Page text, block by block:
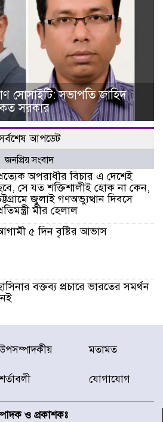
সোসাইটি: সভাপতি জাহিদ
সরকার
আপডেট
জনপ্রিয় সংবাদ
অপরাধীর বিচার এ দেশেই
সে যত শক্তিশালীই হোক না কেন,
জুলাই গণঅভ্যুত্থান দিবসে
মীর হেলাল
৫ দিন বৃষ্টির আভাস
বক্তব্য প্রচারে ভারতের সমর্থন
জুলাই গণঅভ্যুত্থানে আহত যোদ্ধা
মিতুর খোঁজ নিলেন প্রধানমন্ত্রী
তালিকা প্রকাশ করল JRA
উপসম্পাদকীয় মতামত
শর্তাবলী যোগাযোগ
ও প্রকাশকঃ